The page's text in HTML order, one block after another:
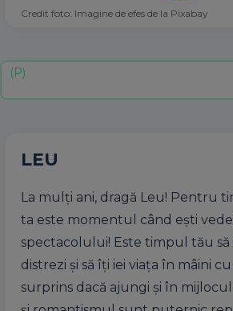
Credit foto: Imagine de efes de la Pixabay
LEU
La mulți ani, dragă Leu! Pentru
ta este momentul când ești
spectacolului! Este timpul tău să
distrezi și să îți iei viața în mâini
surprins dacă ajungi și în